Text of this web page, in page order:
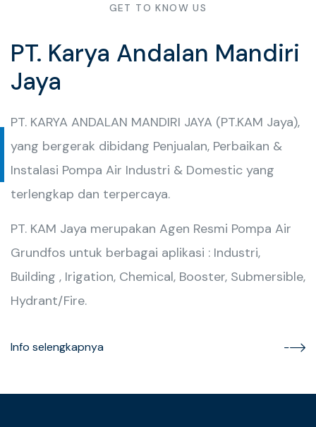
GET TO KNOW US
PT. Karya Andalan Mandiri
Jaya
PT. KARYA ANDALAN MANDIRI JAYA (PT.KAM Jaya),
yang bergerak dibidang Penjualan, Perbaikan &
Instalasi Pompa Air Industri & Domestic yang
terlengkap dan terpercaya.
PT. KAM Jaya merupakan Agen Resmi Pompa Air
Grundfos untuk berbagai aplikasi : Industri,
Building , Irigation, Chemical, Booster, Submersible,
Hydrant/Fire.
Info selengkapnya